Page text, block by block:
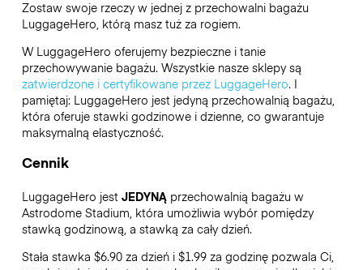
Zostaw swoje rzeczy w jednej z przechowalni bagażu
LuggageHero, którą masz tuż za rogiem.
W LuggageHero oferujemy bezpieczne i tanie
przechowywanie bagażu. Wszystkie nasze sklepy są
zatwierdzone i certyfikowane przez LuggageHero. I
pamiętaj: LuggageHero jest jedyną przechowalnią bagażu,
która oferuje stawki godzinowe i dzienne, co gwarantuje
maksymalną elastyczność.
Cennik
LuggageHero jest JEDYNĄprzechowalnią bagażu w
Astrodome Stadium, która umożliwia wybór pomiędzy
stawką godzinową, a stawką za cały dzień.
Stała stawka $6.90 za dzień i $1.99 za godzinę pozwala Ci,